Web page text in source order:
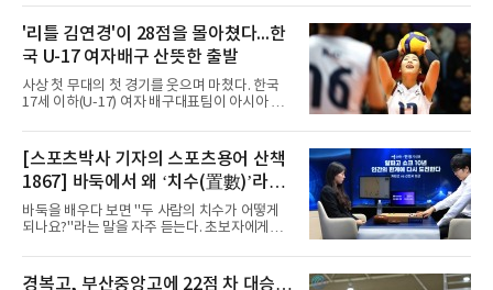
일 이다영과도 계약했다고 발표했다. 구단은 이
다영이 2026-2027시즌 투란 소속으로 활약할
예정이라고 전했다.두 선수가 국내를 떠난 것은
2021년이다. V리그 흥국생명 소속이던 당시 중
학교 시절 학교 폭력을 행사했다는 폭로가 나오
면서 한국 배구계를 등졌다.이재영의 해외 여정
은 순탄치 않았다. 2021년 말 그리스 PAOK 테
리그 빅토리아 히메지에 합류했다가 지난 5월
팀을 떠났다.이다영은 더 많은 무대를
'리틀 김연경'이 28점을 몰아쳤다...한
국 U-17 여자배구 산뜻한 출발
사상 첫 무대의 첫 경기를 웃으며 마쳤다. 한국
17세 이하(U-17) 여자 배구대표팀이 아시아 챔
전을 승리로 장식했다.이승여 감독이 이끄는 한
국은 7일(한국시간) 칠레 로스 안데스의 리세오
믹스토 체육관에서 열린 2026 국제배구연맹
(FIVB) U-17 여자 세계선수권대회 조별리그 D조
1차전에서 푸에르토리코를 3-1(25-10 25-23
19-25 26-24)로 이겼다.승리의 중심에는 '리틀
김연경'으로 불리는 아웃사이드 히터 손서연(선
다. 장수인이 11점, 최민주가 8점, 어민서가 7점
[스포츠박사 기자의 스포츠용어 산책
1867] 바둑에서 왜 ‘치수(置數)’라고
말할까
바둑을 배우다 보면 "두 사람의 치수가 어떻게
되나요?"라는 말을 자주 듣는다. 초보자에게는
'둘 치(置)'와 '셀 수(數)'를 쓴다. '돌을 놓는 수'라
는 의미이다. 두 사람이 대등하게 승부할 수 있도
경복고, 부산중앙고에 22점 차 대승…